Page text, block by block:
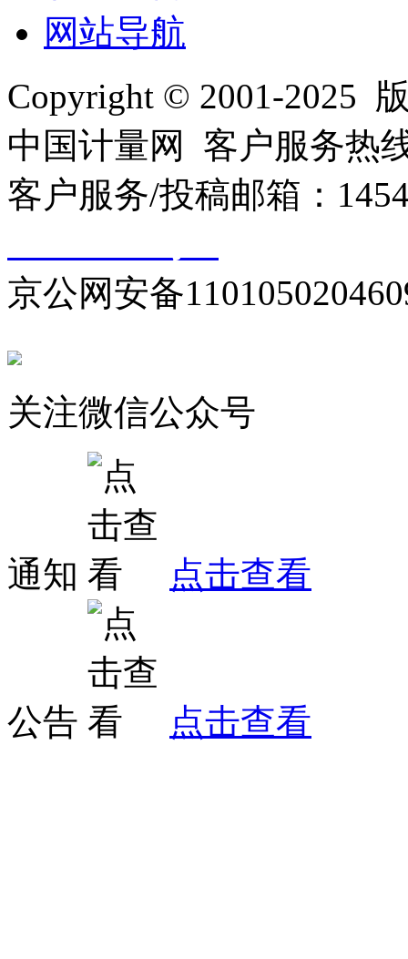
网站导航
Copyright © 2001-2025
中国计量网 客户服务热
客户服务/投稿邮箱：
京公网安备
关注微信公众号
通知 点击查看
公告 点击查看